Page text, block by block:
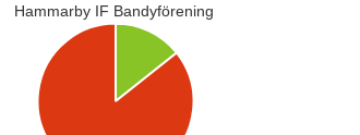
Hammarby IF Bandyförening